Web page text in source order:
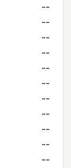
--
--
--
--
--
--
--
--
--
--
--